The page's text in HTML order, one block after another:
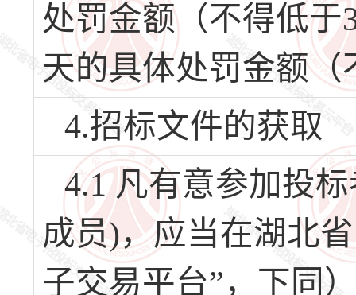
处罚金额（不得低于
天的具体处罚金额（
4.招标文件的获取
4.1 凡有意参加投
成员)，应当在湖北
子交易平台”，下同